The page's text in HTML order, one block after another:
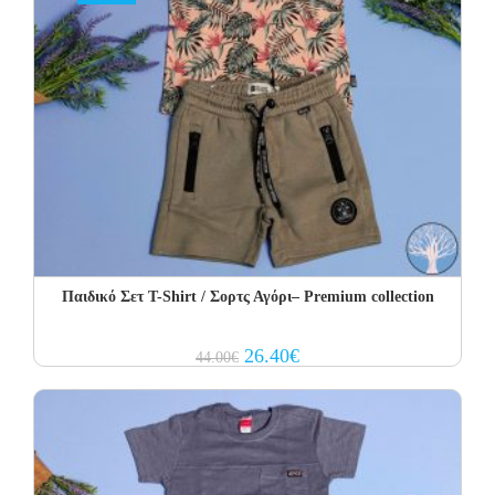
Παιδικό Σετ T-Shirt / Σορτς Αγόρι– Premium collection
44.00€ Original
price
26.40€Current
price